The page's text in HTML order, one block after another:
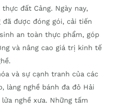
đất Cảng. Ngày nay,
đã được đóng gói, cải tiến
an toàn thực phẩm, góp
và nâng cao giá trị kinh tế
và sự cạnh tranh của các
làng nghề bánh đa đỏ Hải
nghề xưa. Những tấm